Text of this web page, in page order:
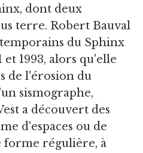
dont deux
terre. Robert Bauval
du Sphinx
1993, alors qu'elle
de l'érosion du
sismographe,
a découvert des
d'espaces ou de
forme régulière, à